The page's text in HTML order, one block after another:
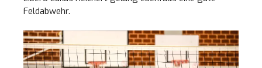
Feldabwehr.